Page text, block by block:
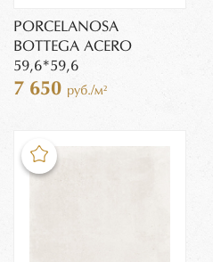
PORCELANOSA
BOTTEGA ACERO
59,6*59,6
7 650 руб./м²